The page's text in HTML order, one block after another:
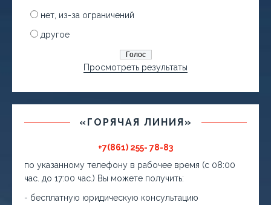
нет, из-за ограничений
другое
Просмотреть результаты
«ГОРЯЧАЯ ЛИНИЯ»
+7(861) 255- 78-83
по указанному телефону в рабочее время (с 08:00
час. до 17:00 час.) Вы можете получить:
- бесплатную юридическую консультацию